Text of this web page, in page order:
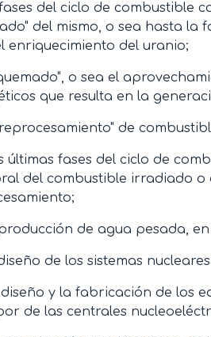
del ciclo de combustible
del mismo, o sea hasta la
enriquecimiento del uranio;
o sea el
que resulta en la
de
últimas fases del ciclo de
del combustible irradiado o
de agua pesada,
de los sistemas
y la fabricación de los
de las centrales